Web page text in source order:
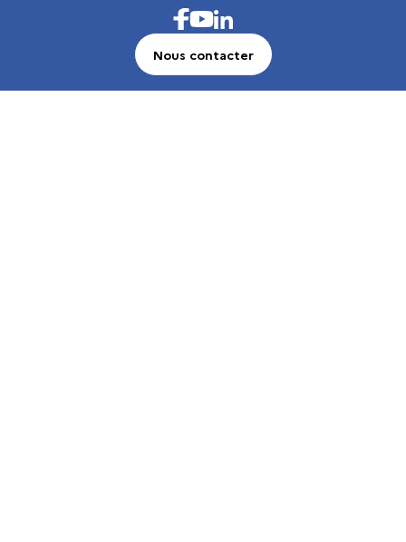
Visiter la page Facebook de l’Institut français
Visiter la page Youtube de l’Institut français
Visiter la page LinkedIn de l’Institut
Nous contacter